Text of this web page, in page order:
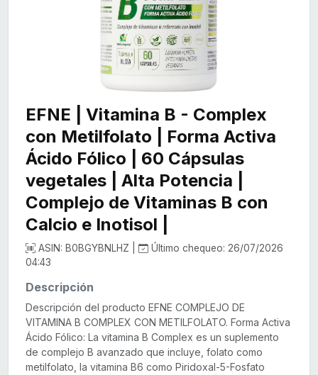
EFNE | Vitamina B - Complex
con Metilfolato | Forma Activa
Ácido Fólico | 60 Cápsulas
vegetales | Alta Potencia |
Complejo de Vitaminas B con
Calcio e Inotisol |
ASIN: B0BGYBNLHZ |
Último chequeo: 26/07/2026
04:43
Descripción
Descripción del producto EFNE COMPLEJO DE
VITAMINA B COMPLEX CON METILFOLATO. Forma Activa
Ácido Fólico: La vitamina B Complex es un suplemento
de complejo B avanzado que incluye, folato como
metilfolato, la vitamina B6 como Piridoxal-5-Fosfato